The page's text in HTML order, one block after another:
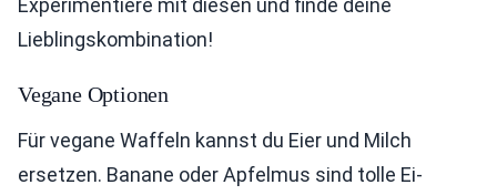
Experimentiere mit diesen und finde deine
Lieblingskombination!
Vegane Optionen
Für vegane Waffeln kannst du Eier und Milch
ersetzen. Banane oder Apfelmus sind tolle Ei-